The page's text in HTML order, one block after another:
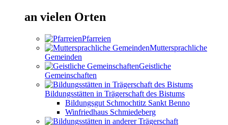
an vielen Orten
Pfarreien
Muttersprachliche
Gemeinden
Geistliche
Gemeinschaften
Bildungsstätten in Trägerschaft des Bistums
Bildungsgut Schmochtitz Sankt Benno
Winfriedhaus Schmiedeberg